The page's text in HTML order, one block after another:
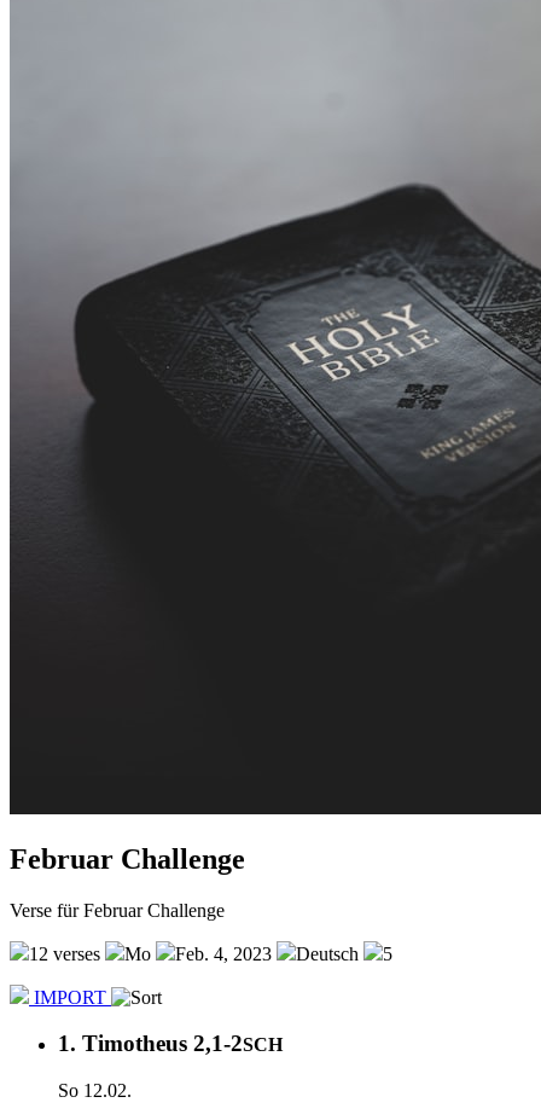
Februar Challenge
Verse für Februar Challenge
12 verses Mo Feb. 4, 2023 Deutsch 5
IMPORT
1. Timotheus 2,1-2SCH
So 12.02.